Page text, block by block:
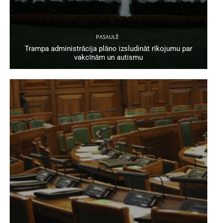
PASAULĒ
Trampa administrācija plāno izsludināt rīkojumu par
vakcīnām un autismu